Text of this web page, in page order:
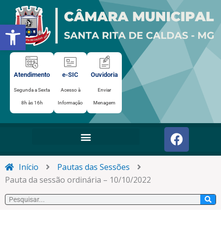
Abrir a barra de ferramentas
para
conteúdo
Atendimento
Segunda a Sexta
8h às 16h
e-SIC
Acesso à
Informação
Ouvidoria
Enviar
Menagem
F
a
c
o
o
Início
Pautas das Sessões
Pauta da sessão ordinária – 10/10/2022
Pesquisar